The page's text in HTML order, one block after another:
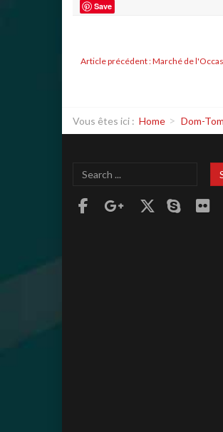
Save
Article précédent : Marché de
Vous êtes ici : Home Dom-Tom
Search